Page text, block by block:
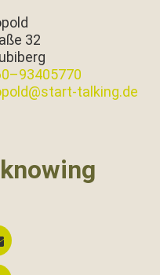
32
talking.de
knowing